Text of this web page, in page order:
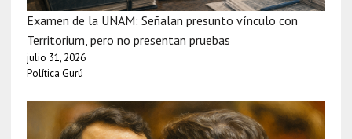
Examen de la UNAM: Señalan presunto vínculo con
Territorium, pero no presentan pruebas
julio 31, 2026
Política Gurú